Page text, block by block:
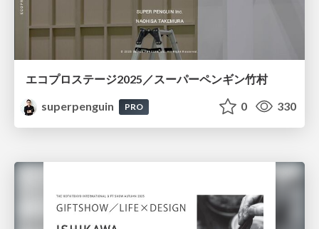
エコプロステージ2025／スーパーペンギン竹村
superpenguin
PRO 0 330